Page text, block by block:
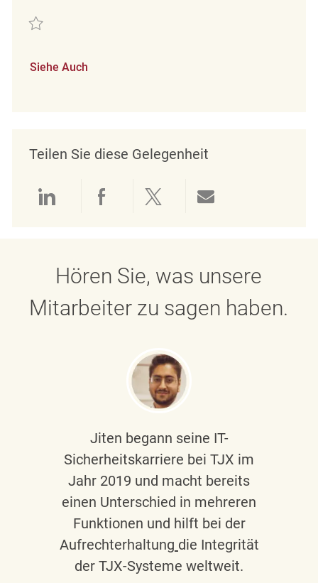
Retten Minijobber im Verkauf (m/w/d) REQ126817
Siehe Auch
Teilen Sie diese Gelegenheit
Über LinkedIn teilen
Über Facebook teilen
Über Twitter teilen
Hören Sie, was unsere
Mitarbeiter zu sagen haben.
Jiten begann seine IT-
Sicherheitskarriere bei TJX im
Jahr 2019 und macht bereits
einen Unterschied in mehreren
Funktionen und hilft bei der
Aufrechterhaltung die Integrität
der TJX-Systeme weltweit.